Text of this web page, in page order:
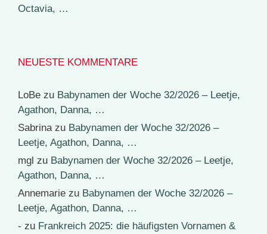
Octavia, …
NEUESTE KOMMENTARE
LoBe zu Babynamen der Woche 32/2026 – Leetje,
Agathon, Danna, …
Sabrina zu Babynamen der Woche 32/2026 –
Leetje, Agathon, Danna, …
mgl zu Babynamen der Woche 32/2026 – Leetje,
Agathon, Danna, …
Annemarie zu Babynamen der Woche 32/2026 –
Leetje, Agathon, Danna, …
- zu Frankreich 2025: die häufigsten Vornamen &